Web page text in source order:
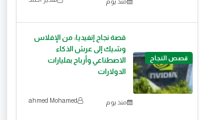
قصص النجاح
قصة نجاح إنفيديا: من الإفلاس
وشيك إلى عرش الذكاء
الاصطناعي وأرباح بمليارات
الدولارات
منذ يوم ahmed Mohamed